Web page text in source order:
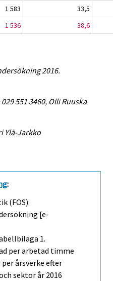
1 583
33,5
1 536 38,6
2016.
551 3460, Olli Ruuska
Ylä-Jarkko
:
(FOS):
[e-
1.
per arbetad timme
årsverke efter
sektor år 2016